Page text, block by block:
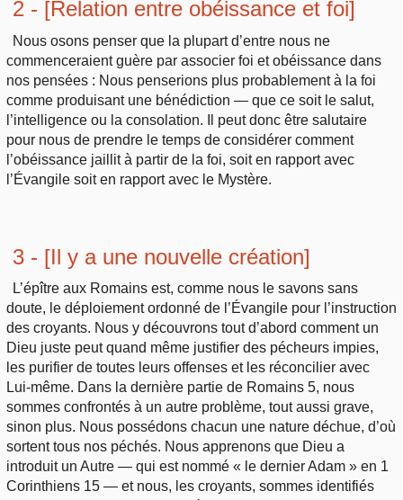
2 - [Relation entre obéissance et foi]
Nous osons penser que la plupart d’entre nous ne
commenceraient guère par associer foi et obéissance dans
nos pensées : Nous penserions plus probablement à la foi
comme produisant une bénédiction — que ce soit le salut,
l’intelligence ou la consolation. Il peut donc être salutaire
pour nous de prendre le temps de considérer comment
l’obéissance jaillit à partir de la foi, soit en rapport avec
l’Évangile soit en rapport avec le Mystère.
3 - [Il y a une nouvelle création]
L’épître aux Romains est, comme nous le savons sans
doute, le déploiement ordonné de l’Évangile pour l’instruction
des croyants. Nous y découvrons tout d’abord comment un
Dieu juste peut quand même justifier des pécheurs impies,
les purifier de toutes leurs offenses et les réconcilier avec
Lui-même. Dans la dernière partie de Romains 5, nous
sommes confrontés à un autre problème, tout aussi grave,
sinon plus. Nous possédons chacun une nature déchue, d’où
sortent tous nos péchés. Nous apprenons que Dieu a
introduit un Autre — qui est nommé « le dernier Adam » en 1
Corinthiens 15 — et nous, les croyants, sommes identifiés